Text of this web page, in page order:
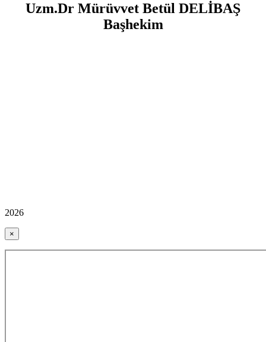
Uzm.Dr Mürüvvet Betül DELİBAŞ
Başhekim
2026
×